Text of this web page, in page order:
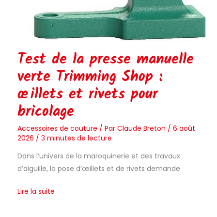
Test de la presse manuelle
verte Trimming Shop :
œillets et rivets pour
bricolage
Accessoires de couture / Par Claude Breton / 6 août
2026 / 3 minutes de lecture
Dans l’univers de la maroquinerie et des travaux
d’aiguille, la pose d’œillets et de rivets demande
Lire la suite